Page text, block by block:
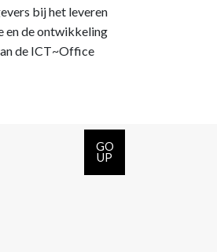
bij het leveren
en de ontwikkeling
de ICT~Office
GO
UP